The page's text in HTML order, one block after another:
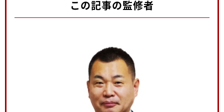
この記事の監修者